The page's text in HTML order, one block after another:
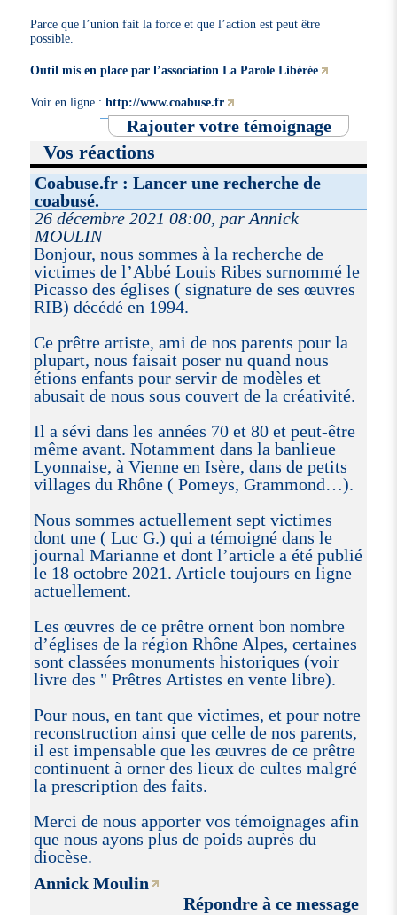
Parce que l’union fait la force et que l’action est peut être
possible.
Outil mis en place par l’association La Parole Libérée
Voir en ligne :http://www.coabuse.fr
Rajouter votre témoignage
Vos réactions
Coabuse.fr : Lancer une recherche de
coabusé.
26 décembre 2021 08:00, par Annick
MOULIN
Bonjour, nous sommes à la recherche de
victimes de l’Abbé Louis Ribes surnommé le
Picasso des églises ( signature de ses œuvres
RIB) décédé en 1994.
Ce prêtre artiste, ami de nos parents pour la
plupart, nous faisait poser nu quand nous
étions enfants pour servir de modèles et
abusait de nous sous couvert de la créativité.
Il a sévi dans les années 70 et 80 et peut-être
même avant. Notamment dans la banlieue
Lyonnaise, à Vienne en Isère, dans de petits
villages du Rhône ( Pomeys, Grammond…).
Nous sommes actuellement sept victimes
dont une ( Luc G.) qui a témoigné dans le
journal Marianne et dont l’article a été publié
le 18 octobre 2021. Article toujours en ligne
actuellement.
Les œuvres de ce prêtre ornent bon nombre
d’églises de la région Rhône Alpes, certaines
sont classées monuments historiques (voir
livre des " Prêtres Artistes en vente libre).
Pour nous, en tant que victimes, et pour notre
reconstruction ainsi que celle de nos parents,
il est impensable que les œuvres de ce prêtre
continuent à orner des lieux de cultes malgré
la prescription des faits.
Merci de nous apporter vos témoignages afin
que nous ayons plus de poids auprès du
diocèse.
Annick Moulin
Répondre à ce message